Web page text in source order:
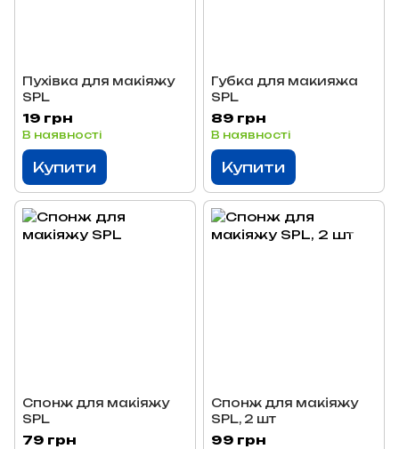
Пухівка для макіяжу
SPL
19 грн
В наявності
Купити
Губка для макияжа
SPL
89 грн
В наявності
Купити
Спонж для макіяжу
SPL
79 грн
Спонж для макіяжу
SPL, 2 шт
99 грн